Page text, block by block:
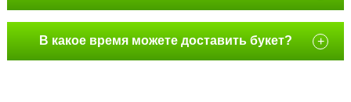
В какое время можете доставить букет? +